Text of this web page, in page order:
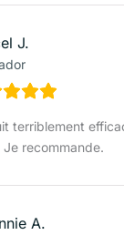
J.
terriblement
recommande.
A.